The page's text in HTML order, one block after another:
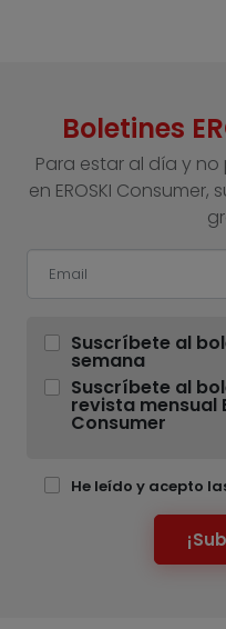
Boletines
Para estar al día y
en EROSKI
Suscríbete al
semana
Suscríbete al
revista mensual
Consumer
He leído y acepto